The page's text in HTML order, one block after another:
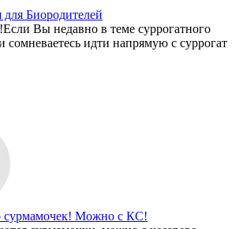
для Биородителей
Вы недавно в теме суррогатного
сомневаетесь идти напрямую с суррогат
сурмамочек! Можно с КС!